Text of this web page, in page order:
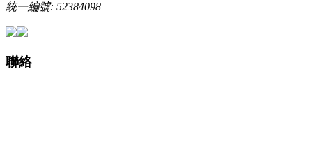
統一編號: 52384098
聯絡